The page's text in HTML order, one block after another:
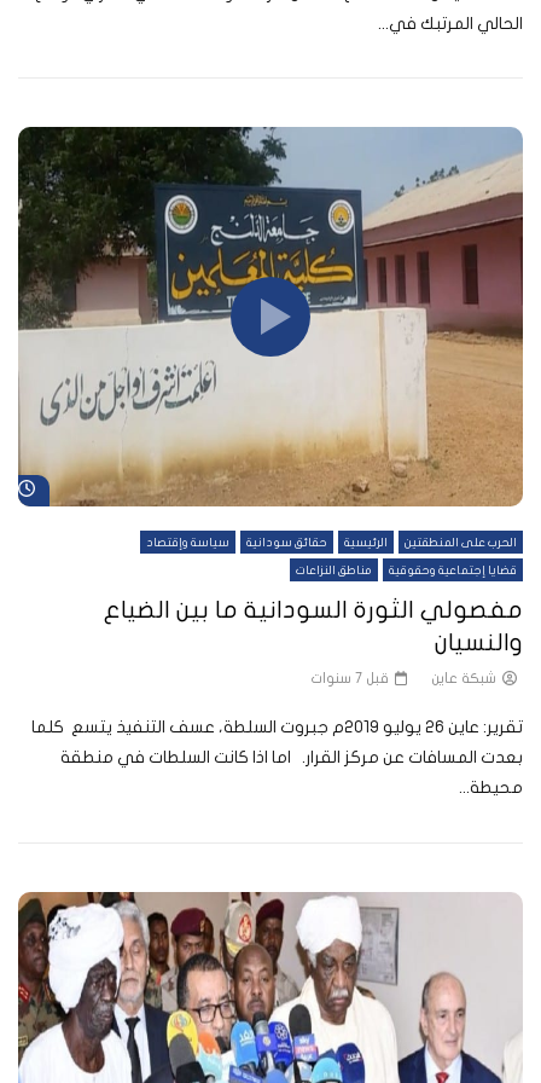
الحالي المرتبك في...
الحرب على المنطقتين الرئيسية حقائق سودانية سياسة وإقتصاد
قضايا إجتماعية وحقوقية مناطق النزاعات
مفصولي الثورة السودانية ما بين الضياع
والنسيان
شبكة عاين قبل 7 سنوات
تقرير: عاين 26 يوليو 2019م جبروت السلطة، عسف التنفيذ يتسع كلما
بعدت المسافات عن مركز القرار. اما اذا كانت السلطات في منطقة
محيطة...